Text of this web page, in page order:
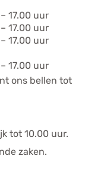
17.00 uur
17.00 uur
17.00 uur
17.00 uur
ons bellen tot
tot 10.00 uur.
zaken.